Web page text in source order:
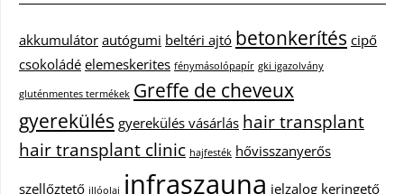
akkumulátor autógumi beltéri ajtó betonkerítés cipő
csokoládé elemeskerites fénymásolópapír gki igazolvány
gluténmentes termékek Greffe de cheveux
gyerekülés gyerekülés vásárlás hair transplant
hair transplant clinic hajfesték hővisszanyerős
szellőztető illóolaj infraszauna jelzalog keringető